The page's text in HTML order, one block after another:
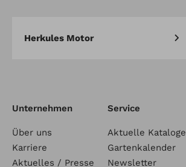
Herkules Motor
Unternehmen
Über uns
Karriere
Aktuelles / Presse
Service
Aktuelle Kataloge
Gartenkalender
Newsletter